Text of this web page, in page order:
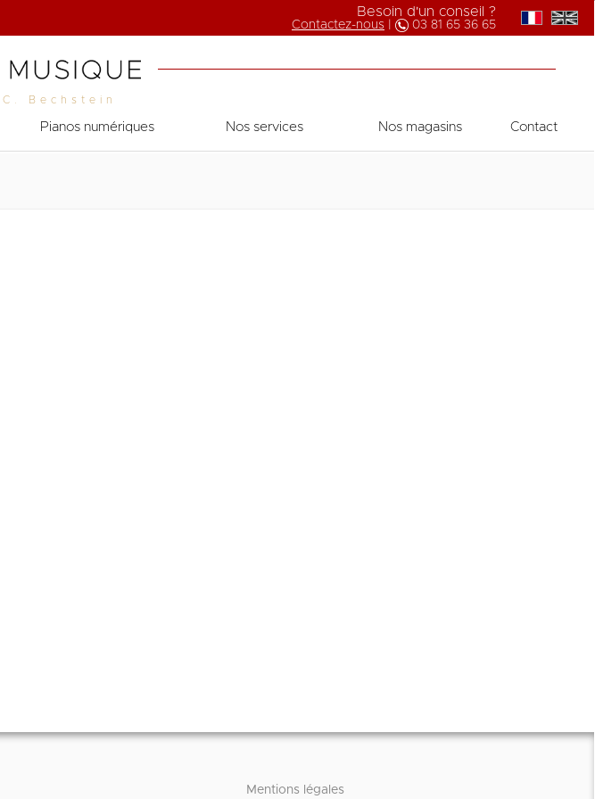
Besoin d'un conseil ?
Contactez-nous 03 81 65 36 65
C. Bechstein
Pianos numériques Nos services Nos magasins Contact
Mentions légales